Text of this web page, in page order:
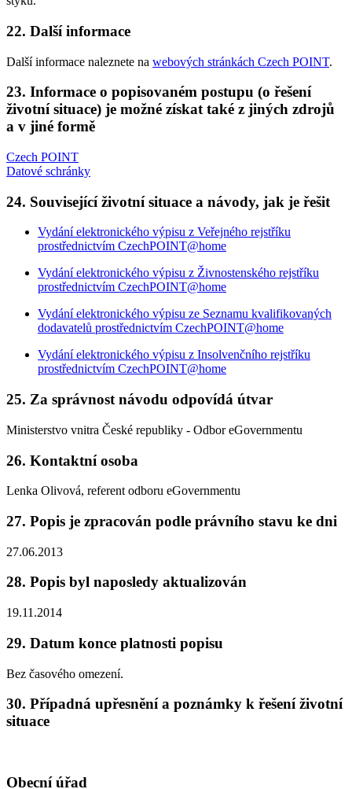
22. Další informace
Další informace naleznete na webových stránkách Czech POINT.
23. Informace o popisovaném postupu (o řešení
životní situace) je možné získat také z jiných zdrojů
a v jiné formě
Czech POINT
Datové schránky
24. Související životní situace a návody, jak je řešit
Vydání elektronického výpisu z Veřejného rejstříku
prostřednictvím CzechPOINT@home
Vydání elektronického výpisu z Živnostenského rejstříku
prostřednictvím CzechPOINT@home
Vydání elektronického výpisu ze Seznamu kvalifikovaných
dodavatelů prostřednictvím CzechPOINT@home
Vydání elektronického výpisu z Insolvenčního rejstříku
prostřednictvím CzechPOINT@home
25. Za správnost návodu odpovídá útvar
Ministerstvo vnitra České republiky - Odbor eGovernmentu
26. Kontaktní osoba
Lenka Olivová, referent odboru eGovernmentu
27. Popis je zpracován podle právního stavu ke dni
27.06.2013
28. Popis byl naposledy aktualizován
19.11.2014
29. Datum konce platnosti popisu
Bez časového omezení.
30. Případná upřesnění a poznámky k řešení životní
situace
Obecní úřad